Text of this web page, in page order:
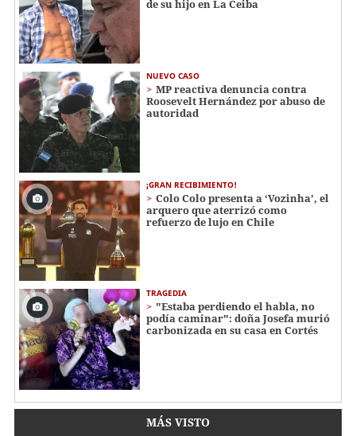
de su hijo en La Ceiba
NUEVO CASO
MP reactiva denuncia contra
Roosevelt Hernández por abuso de
autoridad
¡GRAN RECIBIMIENTO!
Colo Colo presenta a ‘Vozinha’, el
arquero que aterrizó como
refuerzo de lujo en Chile
TRAGEDIA
"Estaba perdiendo el habla, no
podía caminar": doña Josefa murió
carbonizada en su casa en Cortés
MÁS VISTO